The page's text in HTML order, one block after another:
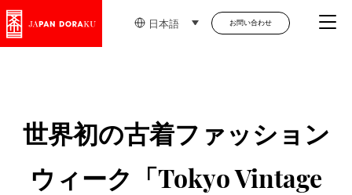
日本語 お問い合わせ
世界初の古着ファッション
ウィーク「Tokyo Vintage